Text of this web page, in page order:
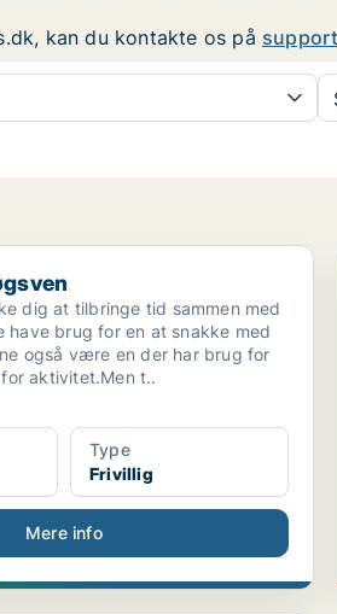
kan du kontakte os på
dig at tilbringe tid sammen med
have brug for en at snakke med
også være en der har brug for
aktivitet.Men t..
Type
Frivillig
Mere info